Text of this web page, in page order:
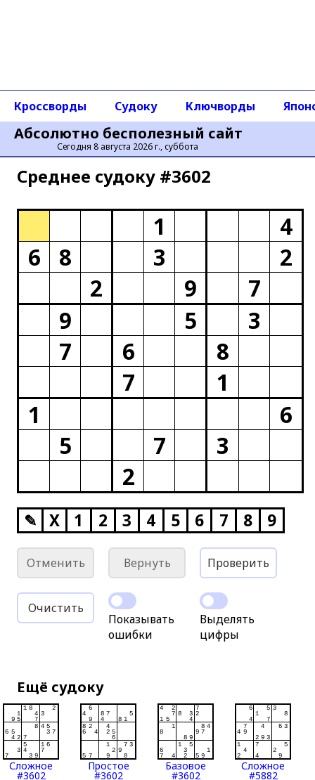
Абсолютно бесполезный сайт
Сегодня 8 августа 2026 г., суббота
Кроссворды Судоку Ключворды
Среднее cудоку #3602
1
4
6
8 3
2
2
9
7
9
5
3
7
6
8
7
1
1
6
5
7
3
2
✎ X 1 2 3 4 5 6 7 8 9
Отменить Вернуть Проверить
Очистить
Показывать
ошибки
Выделять
цифры
Ещё судоку
Сложное
#3602
Простое
#3602
Базовое
#3602
Сложное
#5882